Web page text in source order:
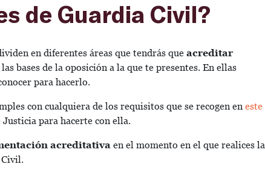
de Guardia Civil?
en diferentes áreas que tendrás que acreditar
bases de la oposición a la que te presentes. En ellas
para hacerlo.
con cualquiera de los requisitos que se recogen en este
para hacerte con ella.
acreditativa en el momento en el que realices la